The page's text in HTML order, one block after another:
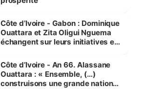
Côte d’Ivoire - Gabon : Dominique
Ouattara et Zita Oligui Nguema
échangent sur leurs initiatives en
enfants
Côte d’Ivoire - An 66. Alassane
Ouattara : « Ensemble, (…)
construisons une grande nation